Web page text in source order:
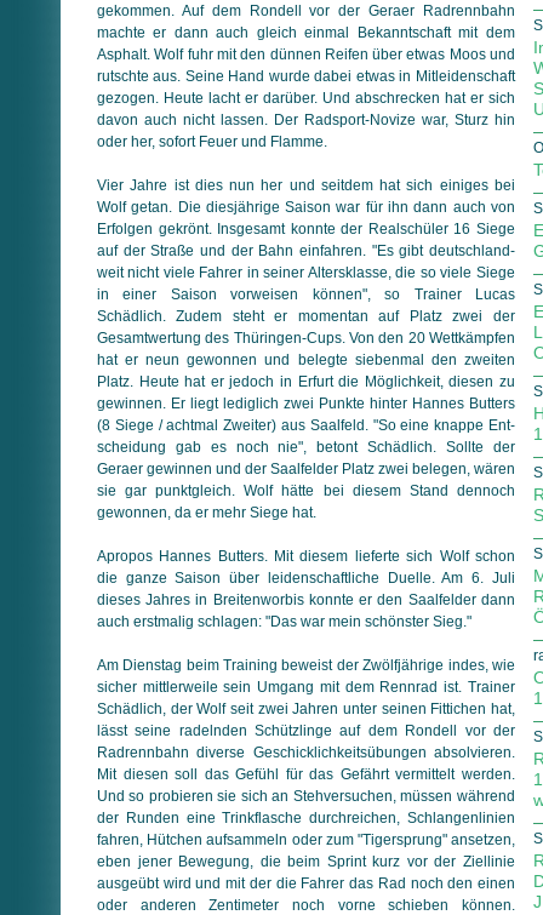
gekommen. Auf dem Rondell vor der Geraer Radrennbahn
machte er dann auch gleich einmal Bekanntschaft mit dem
Asphalt. Wolf fuhr mit den dünnen Reifen über etwas Moos und
rutschte aus. Seine Hand wurde dabei etwas in Mitleidenschaft
gezogen. Heute lacht er darüber. Und abschrecken hat er sich
davon auch nicht lassen. Der Radsport-Novize war, Sturz hin
oder her, sofort Feuer und Flamme.
Vier Jahre ist dies nun her und seitdem hat sich einiges bei
Wolf getan. Die diesjährige Saison war für ihn dann auch von
Erfolgen gekrönt. Insgesamt konnte der Realschüler 16 Siege
auf der Straße und der Bahn einfahren. "Es gibt deutsch­land­
weit nicht viele Fahrer in seiner Altersklasse, die so viele Siege
in einer Saison vorweisen können", so Trainer Lucas
Schädlich. Zudem steht er momentan auf Platz zwei der
Gesamtwertung des Thüringen-Cups. Von den 20 Wettkämpfen
hat er neun gewonnen und belegte siebenmal den zweiten
Platz. Heute hat er jedoch in Erfurt die Möglichkeit, diesen zu
gewinnen. Er liegt lediglich zwei Punkte hinter Hannes Butters
(8 Siege / achtmal Zweiter) aus Saalfeld. "So eine knappe Ent­
schei­dung gab es noch nie", betont Schädlich. Sollte der
Geraer gewinnen und der Saalfelder Platz zwei belegen, wären
sie gar punktgleich. Wolf hätte bei diesem Stand dennoch
gewonnen, da er mehr Siege hat.
Apropos Hannes Butters. Mit diesem lieferte sich Wolf schon
die ganze Saison über leidenschaftliche Duelle. Am 6. Juli
dieses Jahres in Breitenworbis konnte er den Saalfelder dann
auch erstmalig schlagen: "Das war mein schönster Sieg."
Am Dienstag beim Training beweist der Zwölfjährige indes, wie
sicher mittlerweile sein Umgang mit dem Rennrad ist. Trainer
Schädlich, der Wolf seit zwei Jahren unter seinen Fittichen hat,
lässt seine radelnden Schützlinge auf dem Rondell vor der
Radrennbahn diverse Geschicklichkeitsübungen absolvieren.
Mit diesen soll das Gefühl für das Gefährt vermittelt werden.
Und so probieren sie sich an Stehversuchen, müssen während
der Runden eine Trinkflasche durchreichen, Schlangenlinien
fah­ren, Hütchen aufsammeln oder zum "Tigersprung" ansetzen,
eben jener Bewegung, die beim Sprint kurz vor der Ziellinie
ausgeübt wird und mit der die Fahrer das Rad noch den einen
oder anderen Zentimeter noch vorne schieben können.